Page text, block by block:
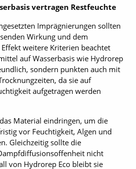
vertragen Restfeuchte
Imprägnierungen sollten
Wirkung und dem
weitere Kriterien beachtet
auf Wasserbasis wie Hydrorep
sondern punkten auch mit
da sie auf
aufgetragen werden
Material eindringen, um die
vor Feuchtigkeit, Algen und
Gleichzeitig sollte die
nicht
von Hydrorep Eco bleibt sie